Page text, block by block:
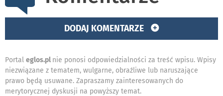
DODAJ KOMENTARZE
Portal eglos.pl nie ponosi odpowiedzialności za treść wpisu. Wpisy
niezwiązane z tematem, wulgarne, obraźliwe lub naruszające
prawo będą usuwane. Zapraszamy zainteresowanych do
merytorycznej dyskusji na powyższy temat.